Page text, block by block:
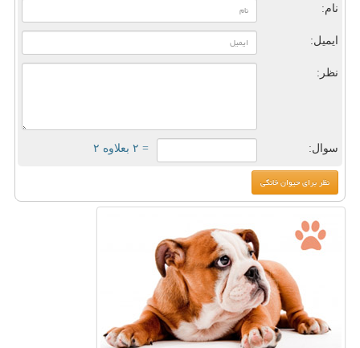
نام:
ایمیل:
نظر:
سوال: = ۲ بعلاوه ۲